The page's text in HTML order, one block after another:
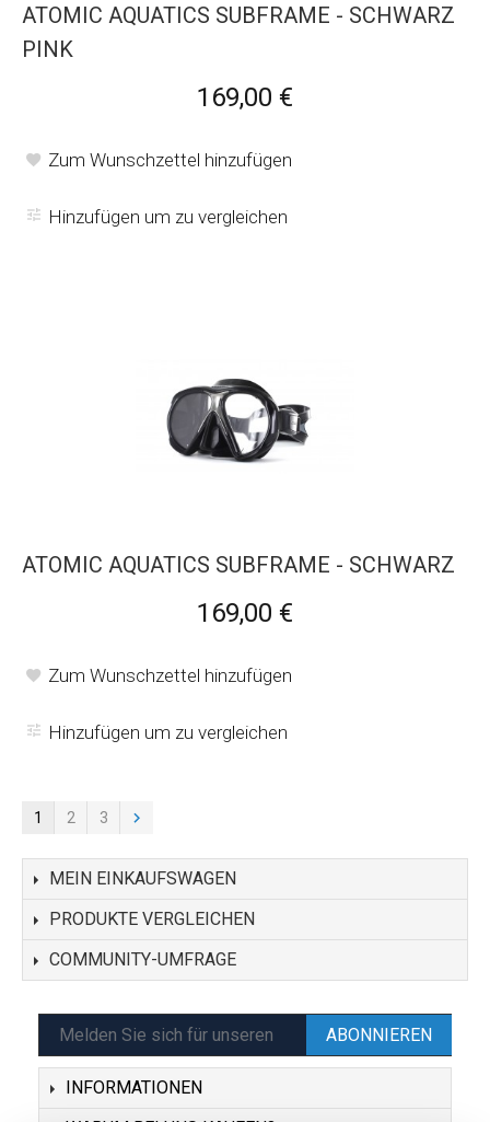
ATOMIC AQUATICS SUBFRAME - SCHWARZ
PINK
169,00 €
Zum Wunschzettel hinzufügen
Hinzufügen um zu vergleichen
ATOMIC AQUATICS SUBFRAME - SCHWARZ
169,00 €
Zum Wunschzettel hinzufügen
Hinzufügen um zu vergleichen
1 2 3
MEIN EINKAUFSWAGEN
PRODUKTE VERGLEICHEN
COMMUNITY-UMFRAGE
ABONNIEREN
INFORMATIONEN